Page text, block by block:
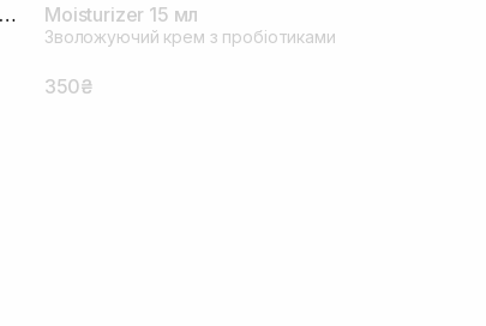
Moisturizer 15 мл
Зволожуючий крем з пробіотиками
350₴